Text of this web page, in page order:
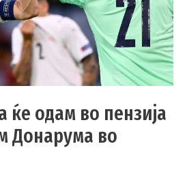
ќе одам во пензија
Донарума во